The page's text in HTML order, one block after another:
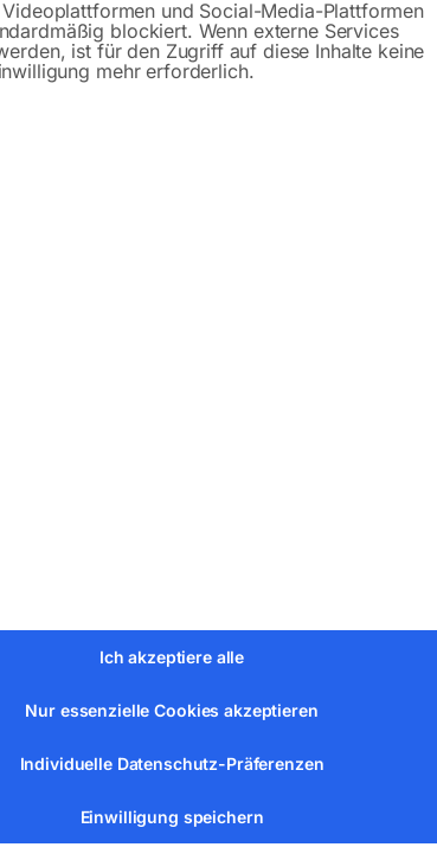
Produktsicherheit
zentrische Aufhängung des Flaschenzuges
Ösentraverse mit Gegengewinde
und Social-Media-Plattformen
blockiert. Wenn externe Services
ist für den Zugriff auf diese Inhalte keine
mehr erforderlich.
Ich akzeptiere alle
Nur essenzielle Cookies akzeptieren
Individuelle Datenschutz-Präferenzen
Einwilligung speichern